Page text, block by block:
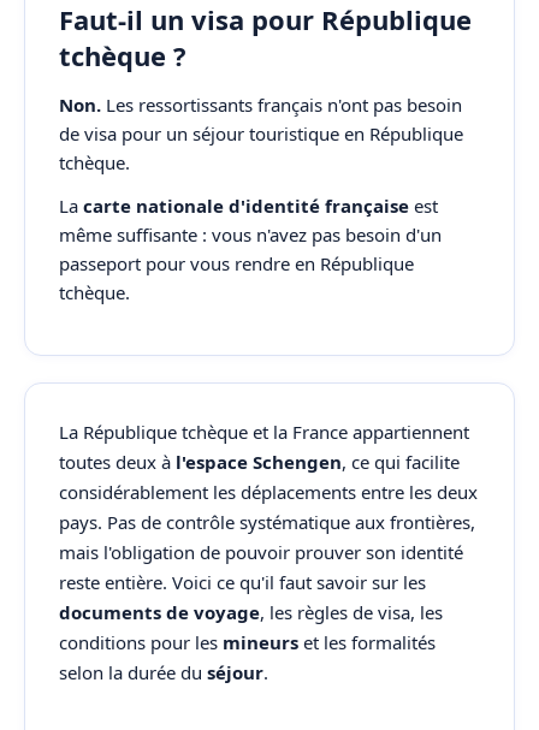
Faut-il un visa pour République
tchèque ?
Non. Les ressortissants français n'ont pas besoin
de visa pour un séjour touristique en République
tchèque.
La carte nationale d'identité française est
même suffisante : vous n'avez pas besoin d'un
passeport pour vous rendre en République
tchèque.
La République tchèque et la France appartiennent
toutes deux à l'espace Schengen, ce qui facilite
considérablement les déplacements entre les deux
pays. Pas de contrôle systématique aux frontières,
mais l'obligation de pouvoir prouver son identité
reste entière. Voici ce qu'il faut savoir sur les
documents de voyage, les règles de visa, les
conditions pour les mineurs et les formalités
selon la durée du séjour.